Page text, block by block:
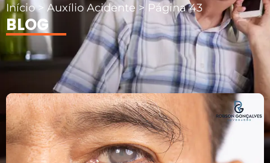
Início> Auxílio Acidente > Página 43
BLOG